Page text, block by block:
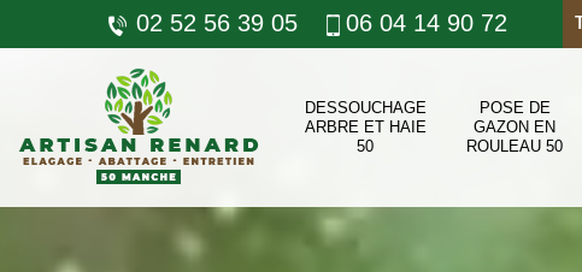
02 52 56 39 05 06 04 14 90 72
DESSOUCHAGE
ARBRE ET HAIE
50
POSE DE
GAZON EN
ROULEAU 50